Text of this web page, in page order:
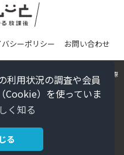
利用状況の調査や会員
Cookie）を使っていま
く知る
る
シーポリシー お問い合わせ
すべての内容は日本の著作権法並びに国際
ています。